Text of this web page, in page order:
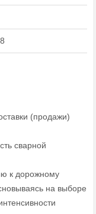
(продажи)
сварной
к дорожному
на выборе